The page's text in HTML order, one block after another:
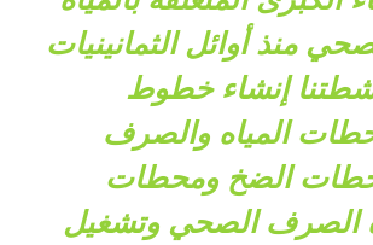
منذ أوائل الثمانينيات
إنشاء خطوط
المياه والصرف
الضخ ومحطات
الصرف الصحي وتشغيل